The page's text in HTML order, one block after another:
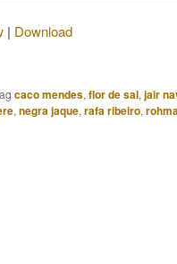
| Download
caco mendes, flor de sal, jair
, negra jaque, rafa ribeiro,